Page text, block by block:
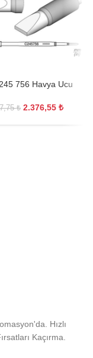
756 Havya Ucu
₺ 2.376,55 ₺
Hızlı
Kaçırma.